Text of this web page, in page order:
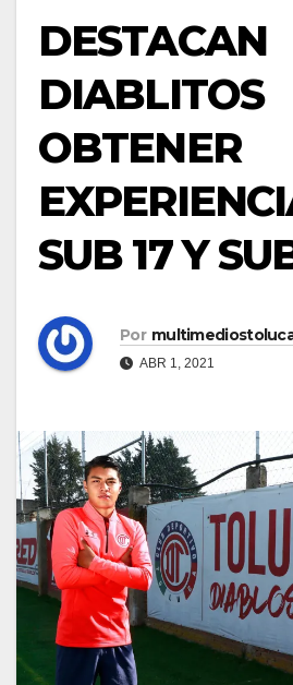
DESTACAN
DIABLITOS
OBTENER
SUB 17 Y
Por
ABR 1, 2021